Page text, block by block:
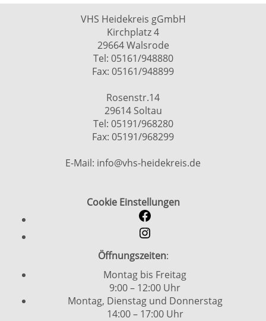
VHS Heidekreis gGmbH
Kirchplatz 4
29664 Walsrode
Tel: 05161/948880
Fax: 05161/948899
Rosenstr.14
29614 Soltau
Tel: 05191/968280
Fax: 05191/968299
E-Mail: info@vhs-heidekreis.de
Cookie Einstellungen
Öffnungszeiten:
Montag bis Freitag
9:00 – 12:00 Uhr
Montag, Dienstag und Donnerstag
14:00 – 17:00 Uhr